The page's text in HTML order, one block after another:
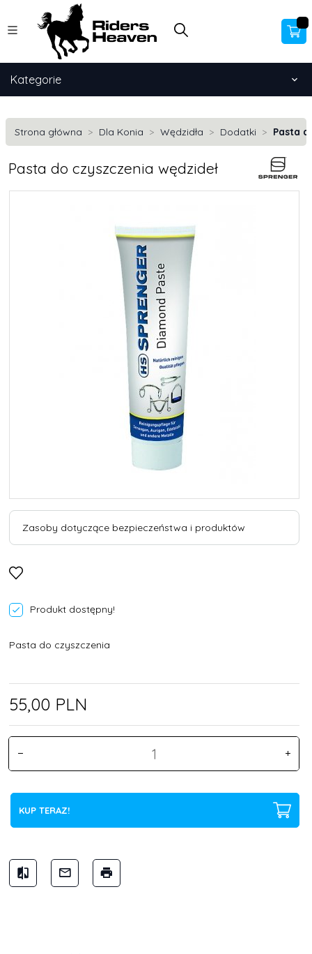
Kategorie
Strona główna Dla Konia Wędzidła Dodatki Pasta
Pasta do czyszczenia wędzideł
Zasoby dotyczące bezpieczeństwa i produktów
Produkt dostępny!
Pasta do czyszczenia
55,00 PLN
KUP TERAZ!